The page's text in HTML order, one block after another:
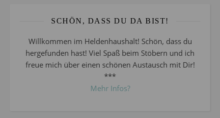
SCHÖN, DASS DU DA BIST!
Willkommen im Heldenhaushalt! Schön, dass du
hergefunden hast! Viel Spaß beim Stöbern und ich
freue mich über einen schönen Austausch mit Dir!
***
Mehr Infos?